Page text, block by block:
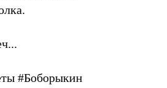
#Боборыкин